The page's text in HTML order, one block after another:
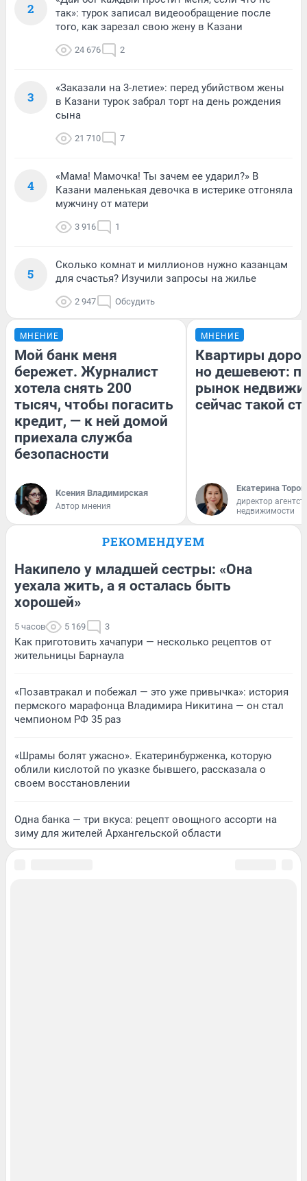
2
так»: турок записал видеообращение после
того, как зарезал свою жену в Казани
24 676 2
3
«Заказали на 3-летие»: перед убийством жены
в Казани турок забрал торт на день рождения
сына
21 710 7
4
«Мама! Мамочка! Ты зачем ее ударил?» В
Казани маленькая девочка в истерике отгоняла
мужчину от матери
3 916 1
5
Сколько комнат и миллионов нужно казанцам
для счастья? Изучили запросы на жилье
2 947 Обсудить
МНЕНИЕ
Мой банк меня
бережет. Журналист
хотела снять 200
тысяч, чтобы погасить
кредит, — к ней домой
приехала служба
безопасности
Ксения Владимирская
Автор мнения
МНЕНИЕ
Квартиры
но дешевеют:
рынок
сейчас такой
Екатерина
директор
недвижимости
РЕКОМЕНДУЕМ
Накипело у младшей сестры: «Она
уехала жить, а я осталась быть
хорошей»
5 часов 5 169 3
Как приготовить хачапури — несколько рецептов от
жительницы Барнаула
«Позавтракал и побежал — это уже привычка»: история
пермского марафонца Владимира Никитина — он стал
чемпионом РФ 35 раз
«Шрамы болят ужасно». Екатеринбурженка, которую
облили кислотой по указке бывшего, рассказала о
своем восстановлении
Одна банка — три вкуса: рецепт овощного ассорти на
зиму для жителей Архангельской области